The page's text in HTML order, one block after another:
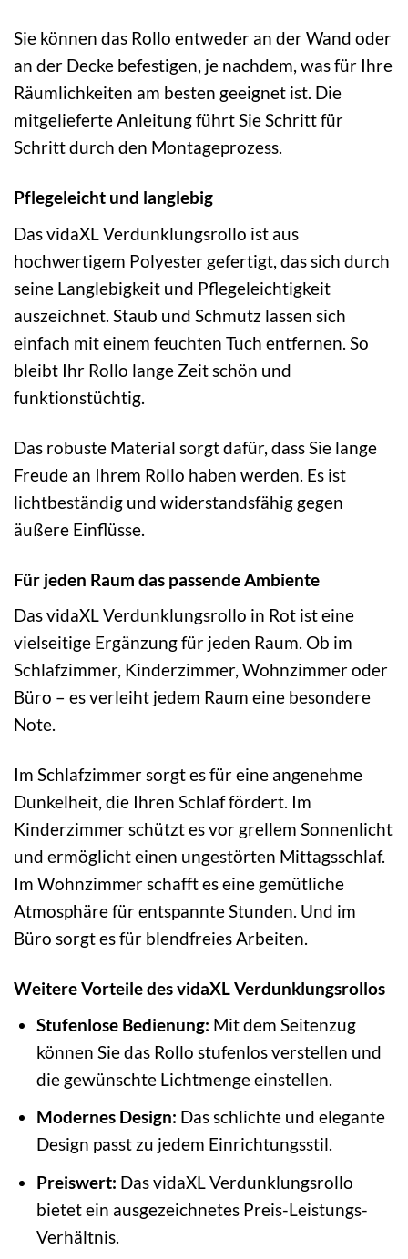
Sie können das Rollo entweder an der Wand oder
an der Decke befestigen, je nachdem, was für Ihre
Räumlichkeiten am besten geeignet ist. Die
mitgelieferte Anleitung führt Sie Schritt für
Schritt durch den Montageprozess.
Pflegeleicht und langlebig
Das vidaXL Verdunklungsrollo ist aus
hochwertigem Polyester gefertigt, das sich durch
seine Langlebigkeit und Pflegeleichtigkeit
auszeichnet. Staub und Schmutz lassen sich
einfach mit einem feuchten Tuch entfernen. So
bleibt Ihr Rollo lange Zeit schön und
funktionstüchtig.
Das robuste Material sorgt dafür, dass Sie lange
Freude an Ihrem Rollo haben werden. Es ist
lichtbeständig und widerstandsfähig gegen
äußere Einflüsse.
Für jeden Raum das passende Ambiente
Das vidaXL Verdunklungsrollo in Rot ist eine
vielseitige Ergänzung für jeden Raum. Ob im
Schlafzimmer, Kinderzimmer, Wohnzimmer oder
Büro – es verleiht jedem Raum eine besondere
Note.
Im Schlafzimmer sorgt es für eine angenehme
Dunkelheit, die Ihren Schlaf fördert. Im
Kinderzimmer schützt es vor grellem Sonnenlicht
und ermöglicht einen ungestörten Mittagsschlaf.
Im Wohnzimmer schafft es eine gemütliche
Atmosphäre für entspannte Stunden. Und im
Büro sorgt es für blendfreies Arbeiten.
Weitere Vorteile des vidaXL Verdunklungsrollos
Stufenlose Bedienung: Mit dem Seitenzug
können Sie das Rollo stufenlos verstellen und
die gewünschte Lichtmenge einstellen.
Modernes Design: Das schlichte und elegante
Design passt zu jedem Einrichtungsstil.
Preiswert: Das vidaXL Verdunklungsrollo
bietet ein ausgezeichnetes Preis-Leistungs-
Verhältnis.